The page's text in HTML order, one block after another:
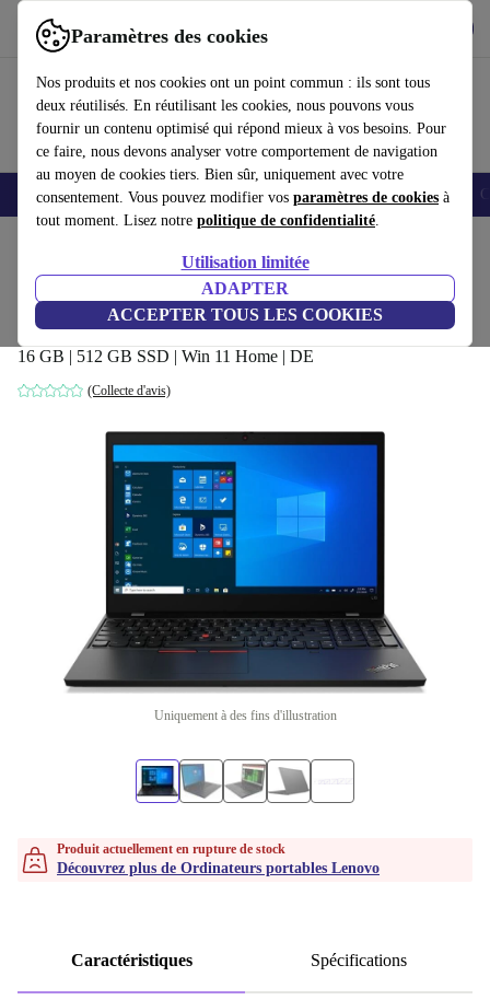
Paramètres des cookies
Nos produits et nos cookies ont un point commun : ils sont tous
deux réutilisés. En réutilisant les cookies, nous pouvons vous
fournir un contenu optimisé qui répond mieux à vos besoins. Pour
ce faire, nous devons analyser votre comportement de navigation
au moyen de cookies tiers. Bien sûr, uniquement avec votre
consentement. Vous pouvez modifier vos paramètres de cookies à
tout moment. Lisez notre politique de confidentialité.
Utilisation limitée
ADAPTER
ACCEPTER TOUS LES COOKIES
Utilisez refurbed rapidement et facilement
Smartphones Laptops Tablettes Montres connectées Accessoires
Lenovo ThinkPad L15 G2 | i7-1165G7 |
15.6"
16 GB | 512 GB SSD | Win 11 Home | DE
(Collecte d'avis)
Uniquement à des fins d'illustration
Produit actuellement en rupture de stock
Découvrez plus de Ordinateurs portables Lenovo
Caractéristiques Spécifications